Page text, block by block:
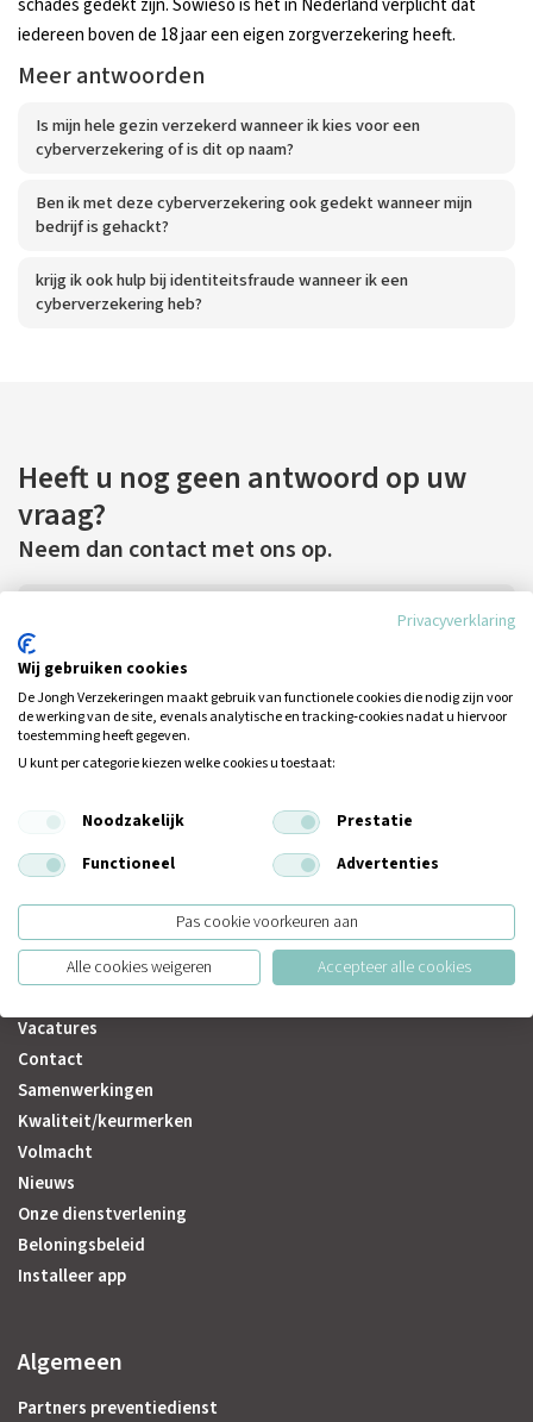
schades gedekt zijn. Sowieso is het in Nederland verplicht dat
iedereen boven de 18 jaar een eigen zorgverzekering heeft.
Meer antwoorden
Is mijn hele gezin verzekerd wanneer ik kies voor een
cyberverzekering of is dit op naam?
Ben ik met deze cyberverzekering ook gedekt wanneer mijn
bedrijf is gehackt?
krijg ik ook hulp bij identiteitsfraude wanneer ik een
cyberverzekering heb?
Heeft u nog geen antwoord op uw
vraag?
Neem dan contact met ons op.
De Run 4312 E
5503 LN Veldhoven
T:040-2353444
E:info@dejonghverzekeringen.nl
Over ons
Vacatures
Contact
Samenwerkingen
Kwaliteit/keurmerken
Volmacht
Nieuws
Onze dienstverlening
Beloningsbeleid
Installeer app
Algemeen
Partners preventiedienst
Privacyverklaring
Wij gebruiken cookies
De Jongh Verzekeringen maakt gebruik van functionele cookies die nodig zijn voor
de werking van de site, evenals analytische en tracking‑cookies nadat u hiervoor
toestemming heeft gegeven.
U kunt per categorie kiezen welke cookies u toestaat:
Noodzakelijk
Prestatie
Functioneel
Advertenties
Pas cookie voorkeuren aan
Alle cookies weigeren
Accepteer alle cookies